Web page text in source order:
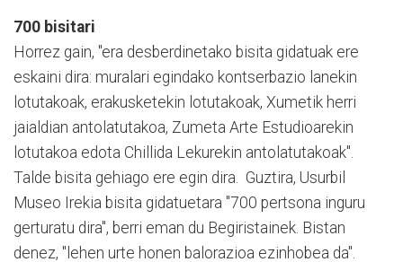
700 bisitari
Horrez gain, "era desberdinetako bisita gidatuak ere
eskaini dira: muralari egindako kontserbazio lanekin
lotutakoak, erakusketekin lotutakoak, Xumetik herri
jaialdian antolatutakoa, Zumeta Arte Estudioarekin
lotutakoa edota Chillida Lekurekin antolatutakoak".
Talde bisita gehiago ere egin dira. Guztira, Usurbil
Museo Irekia bisita gidatuetara "700 pertsona inguru
gerturatu dira", berri eman du Begiristainek. Bistan
denez, "lehen urte honen balorazioa ezinhobea da".